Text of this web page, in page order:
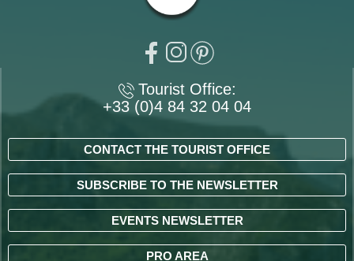
Tourist Office:
+33 (0)4 84 32 04 04
CONTACT THE TOURIST OFFICE
SUBSCRIBE TO THE NEWSLETTER
EVENTS NEWSLETTER
PRO AREA